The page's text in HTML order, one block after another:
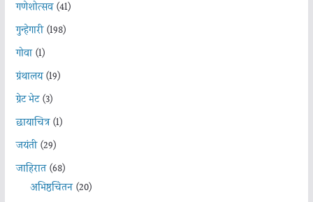
गणेशोत्सव(41)
गुन्हेगारी(198)
गोवा(1)
ग्रंथालय(19)
ग्रेट भेट(3)
छायाचित्र(1)
जयंती(29)
जाहिरात(68)
अभिष्ठचिंतन(20)